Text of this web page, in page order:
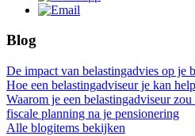
Blog
De impact van belastingadvies op je
Hoe een belastingadviseur je kan
Waarom je een belastingadviseur
fiscale planning na je pensionering
Alle blogitems bekijken